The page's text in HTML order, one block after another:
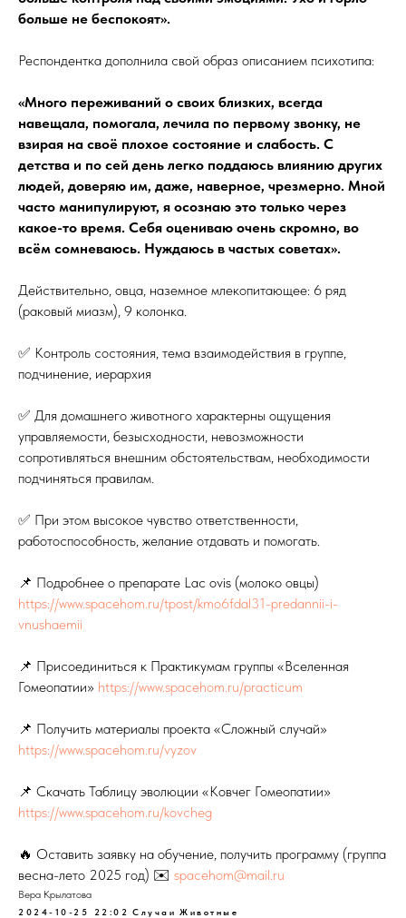
больше не беспокоят».
Респондентка дополнила свой образ описанием психотипа:
«Много переживаний о своих близких, всегда
навещала, помогала, лечила по первому звонку, не
взирая на своё плохое состояние и слабость. С
детства и по сей день легко поддаюсь влиянию других
людей, доверяю им, даже, наверное, чрезмерно. Мной
часто манипулируют, я осознаю это только через
какое-то время. Себя оцениваю очень скромно, во
всём сомневаюсь. Нуждаюсь в частых советах».
Действительно, овца, наземное млекопитающее: 6 ряд
(раковый миазм), 9 колонка.
✅ Контроль состояния, тема взаимодействия в группе,
подчинение, иерархия
✅ Для домашнего животного характерны ощущения
управляемости, безысходности, невозможности
сопротивляться внешним обстоятельствам, необходимости
подчиняться правилам.
✅ При этом высокое чувство ответственности,
работоспособность, желание отдавать и помогать.
📌 Подробнее о препарате Lac ovis (молоко овцы)
https://www.spacehom.ru/tpost/kmo6fdal31-predannii-i-
vnushaemii
📌 Присоединиться к Практикумам группы «Вселенная
Гомеопатии» https://www.spacehom.ru/practicum
📌 Получить материалы проекта «Сложный случай»
https://www.spacehom.ru/vyzov
📌 Скачать Таблицу эволюции «Ковчег Гомеопатии»
https://www.spacehom.ru/kovcheg
🔥 Оставить заявку на обучение, получить программу (группа
весна-лето 2025 год) ✉️ spacehom@mail.ru
Вера Крылатова
2024-10-25 22:02 Случаи Животные